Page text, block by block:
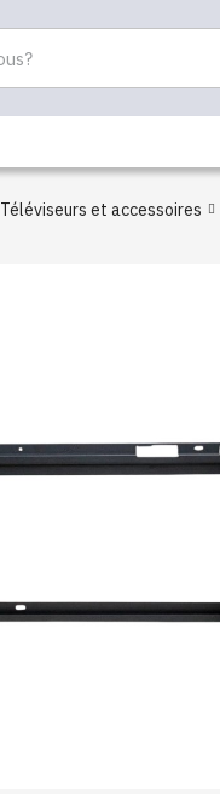
Téléviseurs et accessoires